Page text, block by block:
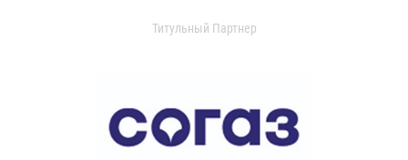
Титульный Партнер